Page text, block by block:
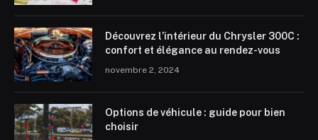
Découvrez l’intérieur du Chrysler 300C :
confort et élégance au rendez-vous
novembre 2, 2024
Options de véhicule : guide pour bien
choisir